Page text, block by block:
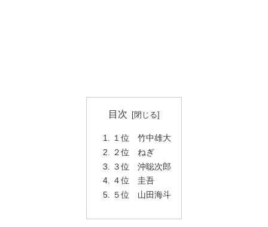
目次
１位 竹中雄大
２位 ねぎ
３位 沖聡次郎
４位 圭吾
５位 山田海斗